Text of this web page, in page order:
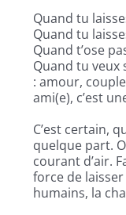
Quand tu
Quand tu
Quand t’ose
Quand tu
: amour,
ami(e), c’est
C’est certain,
quelque part.
courant d’air.
force de
humains, la